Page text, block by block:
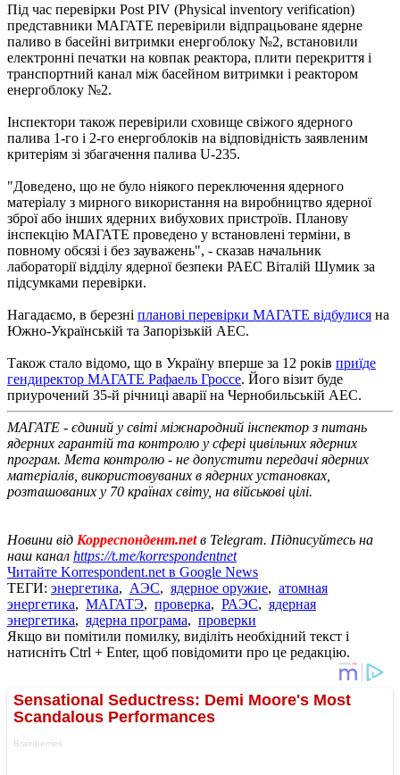
Під час перевірки Post PIV (Physical inventory verification)
представники МАГАТЕ перевірили відпрацьоване ядерне
паливо в басейні витримки енергоблоку №2, встановили
електронні печатки на ковпак реактора, плити перекриття і
транспортний канал між басейном витримки і реактором
енергоблоку №2.
Інспектори також перевірили сховище свіжого ядерного
палива 1-го і 2-го енергоблоків на відповідність заявленим
критеріям зі збагачення палива U-235.
"Доведено, що не було ніякого переключення ядерного
матеріалу з мирного використання на виробництво ядерної
зброї або інших ядерних вибухових пристроїв. Планову
інспекцію МАГАТЕ проведено у встановлені терміни, в
повному обсязі і без зауважень", - сказав начальник
лабораторії відділу ядерної безпеки РАЕС Віталій Шумик за
підсумками перевірки.
Нагадаємо, в березні планові перевірки МАГАТЕ відбулися на
Южно-Українській та Запорізькій АЕС.
Також стало відомо, що в Україну вперше за 12 років приїде
гендиректор МАГАТЕ Рафаель Гроссе. Його візит буде
приурочений 35-й річниці аварії на Чернобильській АЕС.
МАГАТЕ - єдиний у світі міжнародний інспектор з питань
ядерних гарантій та контролю у сфері цивільних ядерних
програм. Мета контролю - не допустити передачі ядерних
матеріалів, використовуваних в ядерних установках,
розташованих у 70 країнах світу, на військові цілі.
Новини від Корреспондент.netв Telegram. Підписуйтесь на
наш канал https://t.me/korrespondentnet
Читайте Korrespondent.net в Google News
ТЕГИ: энергетика, АЭС, ядерное оружие, атомная
энергетика, МАГАТЭ, проверка, РАЭС, ядерная
энергетика, ядерна програма, проверки
Якщо ви помітили помилку, виділіть необхідний текст і
натисніть Ctrl + Enter, щоб повідомити про це редакцію.